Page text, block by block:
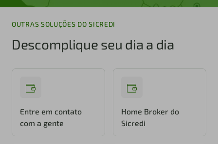
OUTRAS SOLUÇÕES DO SICREDI
Descomplique seu dia a dia
Entre em contato
com a gente
Home Broker do
Sicredi